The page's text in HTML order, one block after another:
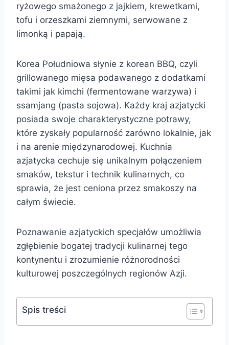
ryżowego smażonego z jajkiem, krewetkami,
tofu i orzeszkami ziemnymi, serwowane z
limonką i papają.
Korea Południowa słynie z korean BBQ, czyli
grillowanego mięsa podawanego z dodatkami
takimi jak kimchi (fermentowane warzywa) i
ssamjang (pasta sojowa). Każdy kraj azjatycki
posiada swoje charakterystyczne potrawy,
które zyskały popularność zarówno lokalnie, jak
i na arenie międzynarodowej. Kuchnia
azjatycka cechuje się unikalnym połączeniem
smaków, tekstur i technik kulinarnych, co
sprawia, że jest ceniona przez smakoszy na
całym świecie.
Poznawanie azjatyckich specjałów umożliwia
zgłębienie bogatej tradycji kulinarnej tego
kontynentu i zrozumienie różnorodności
kulturowej poszczególnych regionów Azji.
Spis treści